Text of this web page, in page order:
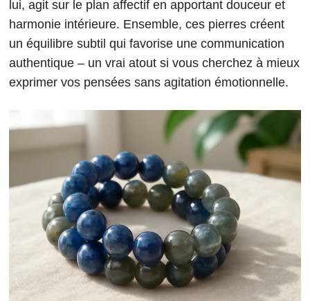
lui, agit sur le plan affectif en apportant douceur et
harmonie intérieure. Ensemble, ces pierres créent
un équilibre subtil qui favorise une communication
authentique – un vrai atout si vous cherchez à mieux
exprimer vos pensées sans agitation émotionnelle.